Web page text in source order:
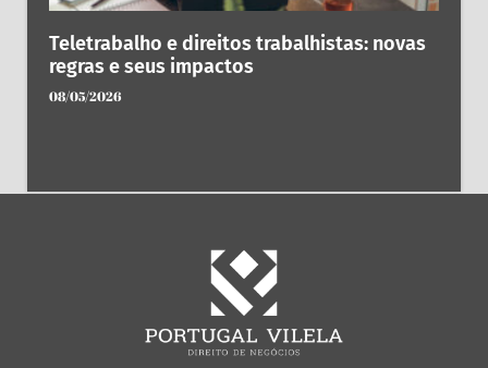
Teletrabalho e direitos trabalhistas: novas
regras e seus impactos
08/05/2026